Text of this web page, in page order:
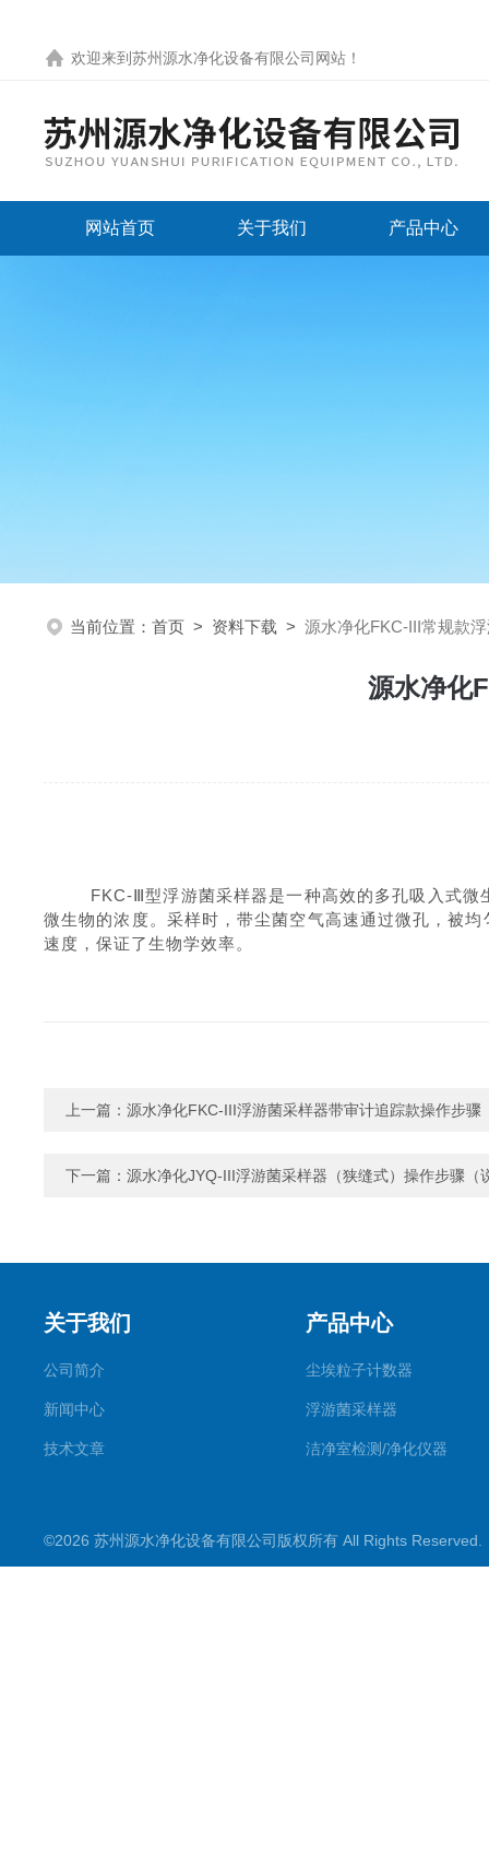
欢迎来到 苏州源水净化设备有限公司网站 ！
网站首页 关于我们 产品中心
当前位置： 首页 > 资料下载 > 源水净化FKC-III常规款
源水净化
FKC-Ⅲ型浮游菌采样器是一种高效的多孔吸入式
微生物的浓度。采样时，带尘菌空气高速通过微孔，被
速度，保证了生物学效率。
上一篇： 源水净化FKC-III浮游菌采样器带审计追踪款操作步骤
下一篇： 源水净化JYQ-III浮游菌采样器（狭缝式）操作步骤（
关于我们
公司简介
新闻中心
技术文章
产品中心
尘埃粒子计数器
浮游菌采样器
洁净室检测/净化仪器
©2026 苏州源水净化设备有限公司版权所有 All Rights